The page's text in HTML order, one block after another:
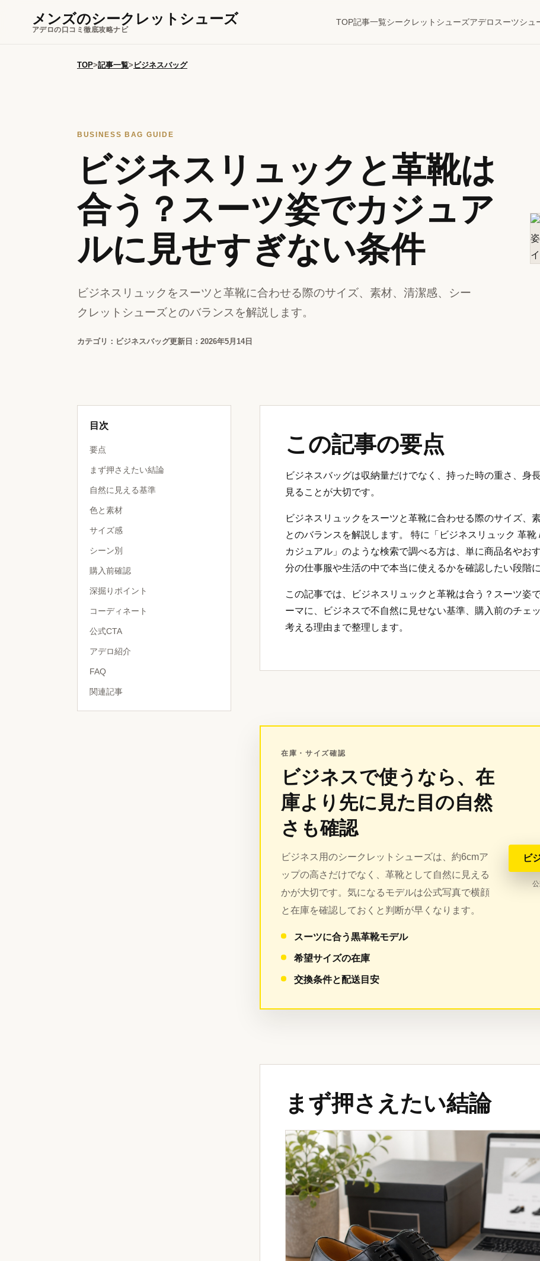
メンズのシークレットシューズ
アデロの口コミ徹底攻略ナビ
TOP記事一覧シークレットシューズアデロ スーツシュ
TOP>記事一覧> ビジネスバッグ
BUSINESS BAG GUIDE
ビジネスリュックと革靴は
合う？スーツ姿でカジュア
ルに見せすぎない条件
ビジネスリュックをスーツと革靴に合わせる際のサイズ、素材、清潔感、シー
クレットシューズとのバランスを解説します。
カテゴリ：ビジネスバッグ更新日：2026年5月14日
目次
要点
まず押さえたい結論
自然に見える基準
色と素材
サイズ感
シーン別
購入前確認
深掘りポイント
コーディネート
公式CTA
アデロ紹介
FAQ
関連記事
この記事の要点
ビジネスバッグは収納量だけでなく、持った時の重さ、身
見ることが大切です。
ビジネスリュックをスーツと革靴に合わせる際のサイズ、
とのバランスを解説します。 特に「ビジネスリュック 革
カジュアル」のような検索で調べる方は、単に商品名やお
分の仕事服や生活の中で本当に使えるかを確認したい段階に
この記事では、ビジネスリュックと革靴は合う？スーツ姿
ーマに、ビジネスで不自然に見せない基準、購入前のチェ
考える理由まで整理します。
在庫・サイズ確認
ビジネスで使うなら、在
庫より先に見た目の自然
さも確認
ビジネス用のシークレットシューズは、約6cmア
ップの高さだけでなく、革靴として自然に見える
かが大切です。気になるモデルは公式写真で横顔
と在庫を確認しておくと判断が早くなります。
スーツに合う黒革靴モデル
希望サイズの在庫
交換条件と配送目安
ビ
まず押さえたい結論